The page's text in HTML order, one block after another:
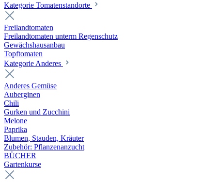
Kategorie Tomatenstandorte
Freilandtomaten
Freilandtomaten unterm Regenschutz
Gewächshausanbau
Topftomaten
Kategorie Anderes
Anderes Gemüse
Auberginen
Chili
Gurken und Zucchini
Melone
Paprika
Blumen, Stauden, Kräuter
Zubehör: Pflanzenanzucht
BÜCHER
Gartenkurse